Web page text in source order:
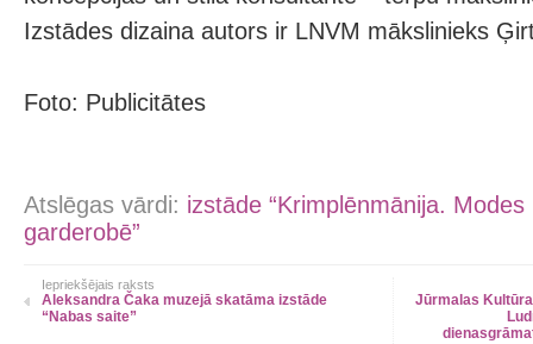
Izstādes dizaina autors ir LNVM mākslinieks
Foto: Publicitātes
Atslēgas vārdi: izstāde “Krimplēnmānija.
garderobē”
Iepriekšējais raksts
Aleksandra Čaka muzejā skatāma izstāde
“Nabas saite”
Jūrmalas